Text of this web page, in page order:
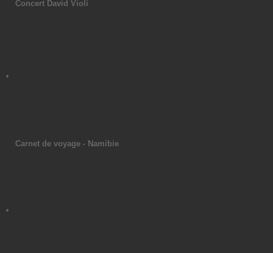
Concert David Violi
Carnet de voyage - Namibie